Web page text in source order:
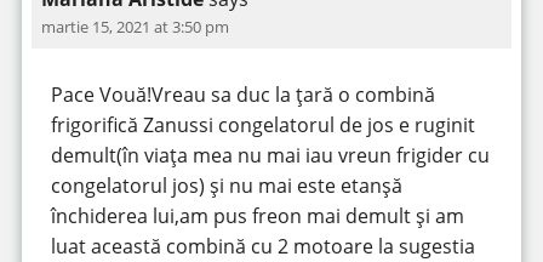
martie 15, 2021 at 3:50 pm
Pace Vouă!Vreau sa duc la țară o combină
frigorifică Zanussi congelatorul de jos e ruginit
demult(în viața mea nu mai iau vreun frigider cu
congelatorul jos) și nu mai este etanșă
închiderea lui,am pus freon mai demult și am
luat această combină cu 2 motoare la sugestia